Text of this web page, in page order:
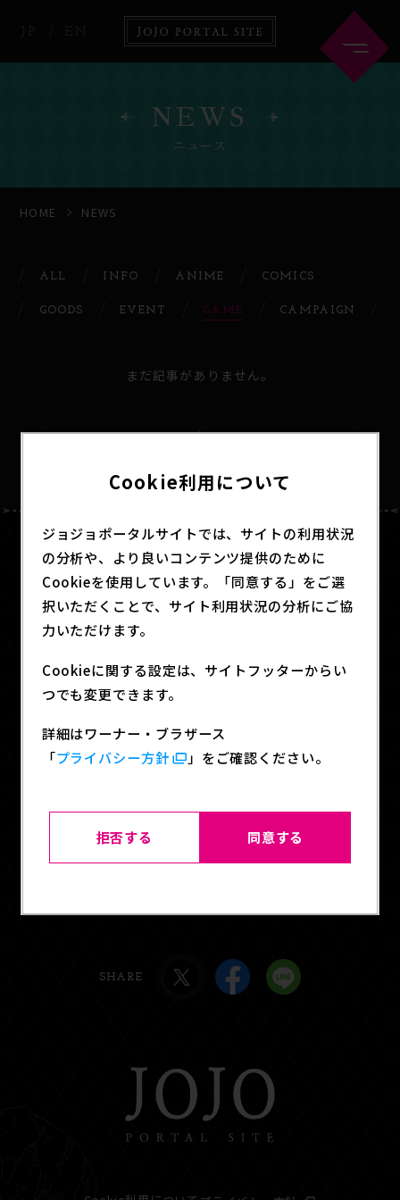
HOME
NEWS ANIME
NEWS
ニュース
HOME NEWS
ALL INFO ANIME COMICS
GOODS EVENT GAME CAMPAIGN
まだ記事がありません。
1
HOME ABOUT
SHARE
Cookie利用について
ジョジョポータルサイトでは、サイトの利用状況
の分析や、より良いコンテンツ提供のために
Cookieを使用しています。「同意する」をご選
択いただくことで、サイト利用状況の分析にご協
力いただけます。
Cookieに関する設定は、サイトフッターからい
つでも変更できます。
詳細はワーナー・ブラザース
「プライバシー方針 」をご確認ください。
拒否する 同意する